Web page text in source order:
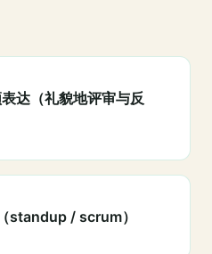
达（礼貌地评审与反
standup / scrum）